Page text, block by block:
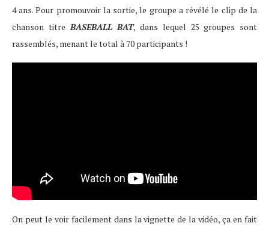
4 ans. Pour promouvoir la sortie, le groupe a révélé le clip de la
chanson titreBASEBALL BAT, dans lequel 25 groupes sont
rassemblés, menant le total à 70 participants !
On peut le voir facilement dans la vignette de la vidéo, ça en fait